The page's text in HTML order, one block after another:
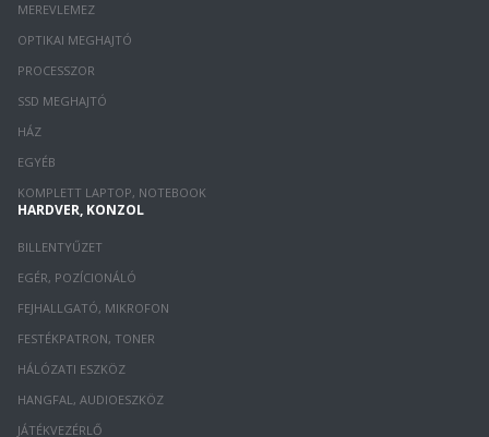
MEREVLEMEZ
OPTIKAI MEGHAJTÓ
PROCESSZOR
SSD MEGHAJTÓ
HÁZ
EGYÉB
KOMPLETT LAPTOP, NOTEBOOK
HARDVER, KONZOL
BILLENTYŰZET
EGÉR, POZÍCIONÁLÓ
FEJHALLGATÓ, MIKROFON
FESTÉKPATRON, TONER
HÁLÓZATI ESZKÖZ
HANGFAL, AUDIOESZKÖZ
JÁTÉKVEZÉRLŐ